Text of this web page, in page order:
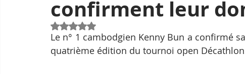
confirment leur
Noté NaN étoiles sur 5.
Le n° 1 cambodgien Kenny Bun a confirmé
quatrième édition du tournoi open